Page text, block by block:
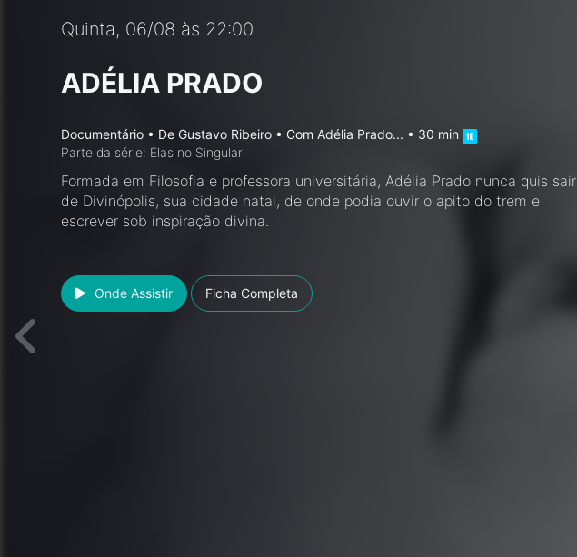
Quinta, 06/08 às 22:00
ADÉLIA PRADO
Documentário • DeGustavo Ribeiro • ComAdélia Prado... • 30 min
Parte da série: Elas no Singular
Formada em Filosofia e professora universitária, Adélia Prado nunca quis sair
de Divinópolis, sua cidade natal, de onde podia ouvir o apito do trem e
escrever sob inspiração divina.
Onde Assistir Ficha Completa